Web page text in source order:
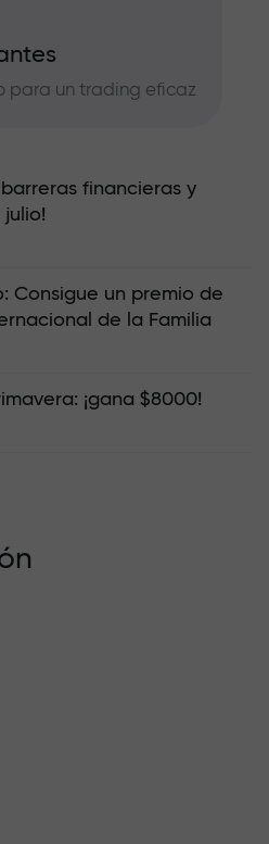
para un trading eficaz
financieras y
Consigue un premio de
de la Familia
¡gana $8000!